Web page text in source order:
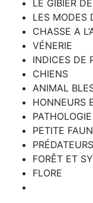
LE GIBIER
LES MODES
CHASSE A
VÉNERIE
INDICES DE
CHIENS
ANIMAL
HONNEURS
PATHOLOGIE
PETITE
FORÊT ET
FLORE